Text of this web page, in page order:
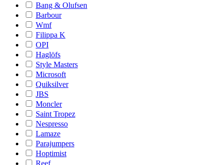
Bang & Olufsen
Barbour
Wmf
Filippa K
OPI
Haglöfs
Style Masters
Microsoft
Quiksilver
JBS
Moncler
Saint Tropez
Nespresso
Lamaze
Parajumpers
Hoptimist
Reef